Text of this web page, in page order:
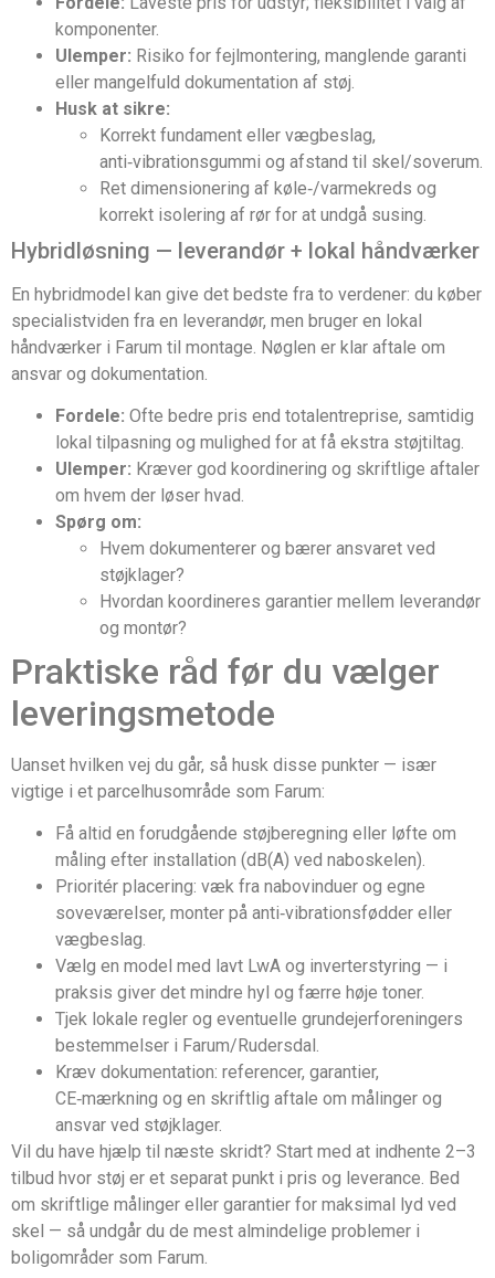
komponenter.
Ulemper: Risiko for fejlmontering, manglende garanti
eller mangelfuld dokumentation af støj.
Husk at sikre:
Korrekt fundament eller vægbeslag,
anti‑vibrationsgummi og afstand til skel/soverum.
Ret dimensionering af køle‑/varmekreds og
korrekt isolering af rør for at undgå susing.
Hybridløsning — leverandør + lokal håndværker
En hybridmodel kan give det bedste fra to verdener: du køber
specialistviden fra en leverandør, men bruger en lokal
håndværker i Farum til montage. Nøglen er klar aftale om
ansvar og dokumentation.
Fordele: Ofte bedre pris end totalentreprise, samtidig
lokal tilpasning og mulighed for at få ekstra støjtiltag.
Ulemper: Kræver god koordinering og skriftlige aftaler
om hvem der løser hvad.
Spørg om:
Hvem dokumenterer og bærer ansvaret ved
støjklager?
Hvordan koordineres garantier mellem leverandør
og montør?
Praktiske råd før du vælger
leveringsmetode
Uanset hvilken vej du går, så husk disse punkter — især
vigtige i et parcelhusområde som Farum:
Få altid en forudgående støjberegning eller løfte om
måling efter installation (dB(A) ved naboskelen).
Prioritér placering: væk fra nabovinduer og egne
soveværelser, monter på anti‑vibrationsfødder eller
vægbeslag.
Vælg en model med lavt LwA og inverterstyring — i
praksis giver det mindre hyl og færre høje toner.
Tjek lokale regler og eventuelle grundejerforeningers
bestemmelser i Farum/Rudersdal.
Kræv dokumentation: referencer, garantier,
CE‑mærkning og en skriftlig aftale om målinger og
ansvar ved støjklager.
Vil du have hjælp til næste skridt? Start med at indhente 2–3
tilbud hvor støj er et separat punkt i pris og leverance. Bed
om skriftlige målinger eller garantier for maksimal lyd ved
skel — så undgår du de mest almindelige problemer i
boligområder som Farum.